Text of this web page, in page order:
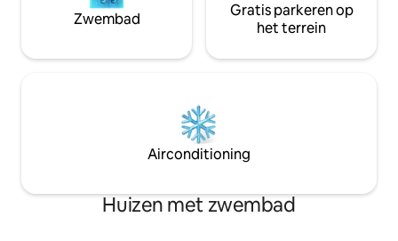
Zwembad
Gratis parkeren op
het terrein
Airconditioning
Huizen met zwembad